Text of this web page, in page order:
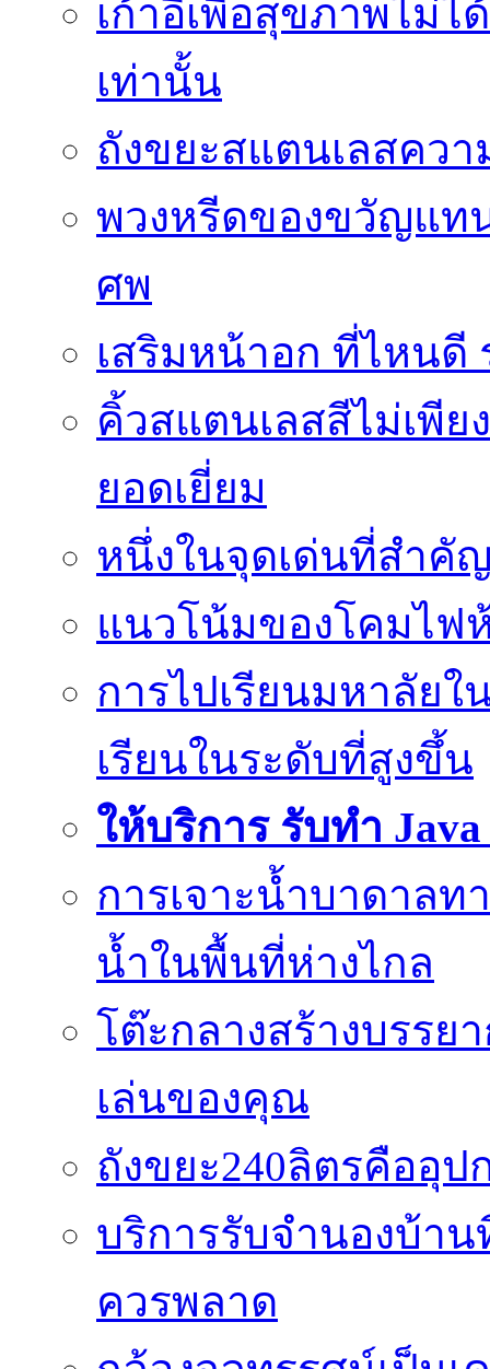
เก้าอี้เพื่อสุขภาพไม่
เท่านั้น
ถังขยะสแตนเลสคว
พวงหรีดของขวัญแท
ศพ
เสริมหน้าอก ที่ไหนดี
คิ้วสแตนเลสสีไม่เพี
ยอดเยี่ยม
หนึ่งในจุดเด่นที่สำคั
แนวโน้มของโคมไฟ
การไปเรียนมหาลัย
เรียนในระดับที่สูงขึ้น
ให้บริการ รับทำ
การเจาะน้ำบาดาล
น้ำในพื้นที่ห่างไกล
โต๊ะกลางสร้างบรร
เล่นของคุณ
ถังขยะ240ลิตรคืออุ
บริการรับจำนองบ้า
ควรพลาด